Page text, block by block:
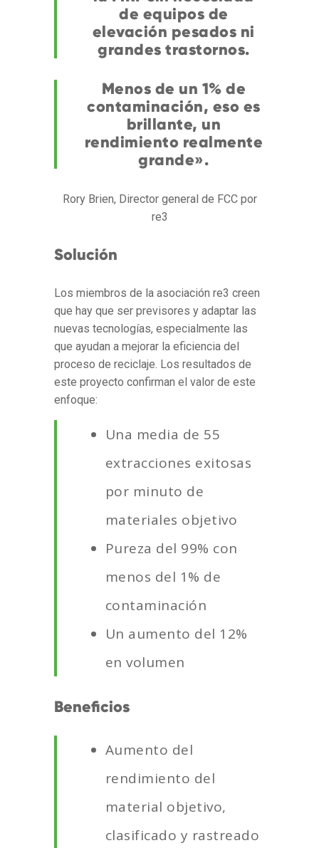
de equipos de
elevación pesados ni
grandes trastornos.
Menos de un 1% de
contaminación, eso es
brillante, un
rendimiento realmente
grande».
Rory Brien, Director general de FCC por
re3
Solución
Los miembros de la asociación re3 creen
que hay que ser previsores y adaptar las
nuevas tecnologías, especialmente las
que ayudan a mejorar la eficiencia del
proceso de reciclaje. Los resultados de
este proyecto confirman el valor de este
enfoque:
Una media de 55
extracciones exitosas
por minuto de
materiales objetivo
Pureza del 99% con
menos del 1% de
contaminación
Un aumento del 12%
en volumen
Beneficios
Aumento del
rendimiento del
material objetivo,
clasificado y rastreado